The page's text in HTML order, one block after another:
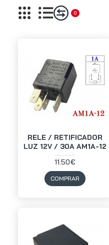
0
RELE / RETIFICADOR
LUZ 12V / 30A AM1A-12
11.50€
COMPRAR